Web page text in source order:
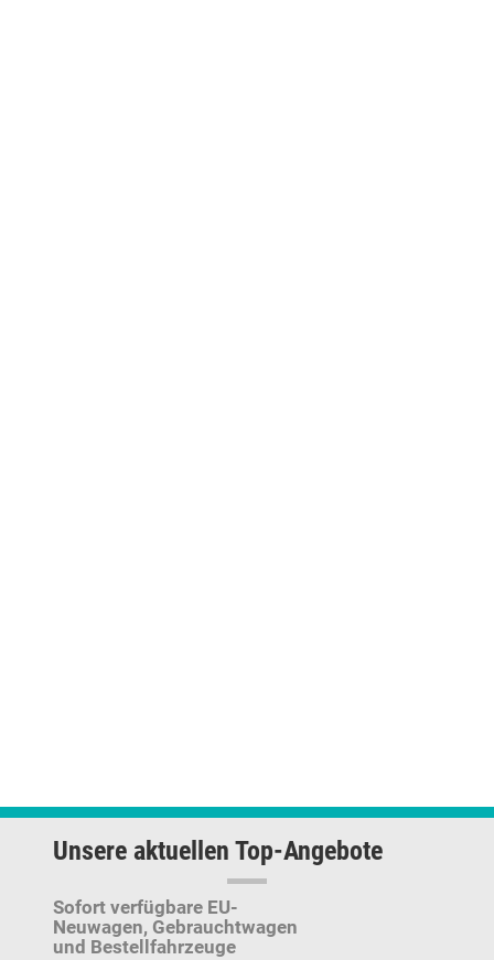
Unsere aktuellen Top-Angebote
Sofort verfügbare EU-
Neuwagen, Gebrauchtwagen
und Bestellfahrzeuge